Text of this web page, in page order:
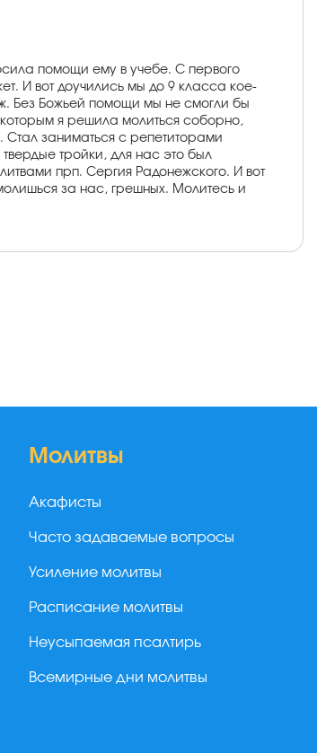
помощи ему в учебе. С первого
И вот доучились мы до 9 класса кое-
Без Божьей помощи мы не смогли бы
я решила молиться соборно,
заниматься с репетиторами
тройки, для нас это был
прп. Сергия Радонежского. И вот
за нас, грешных. Молитесь и
Молитвы
Акафисты
Часто задаваемые вопросы
Усиление молитвы
Расписание молитвы
Неусыпаемая псалтирь
Всемирные дни молитвы